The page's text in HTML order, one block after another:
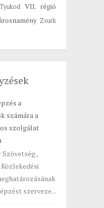
Tyukod VII. régió
Zsurk
a
számára a
szolgálat
,
szerveze...